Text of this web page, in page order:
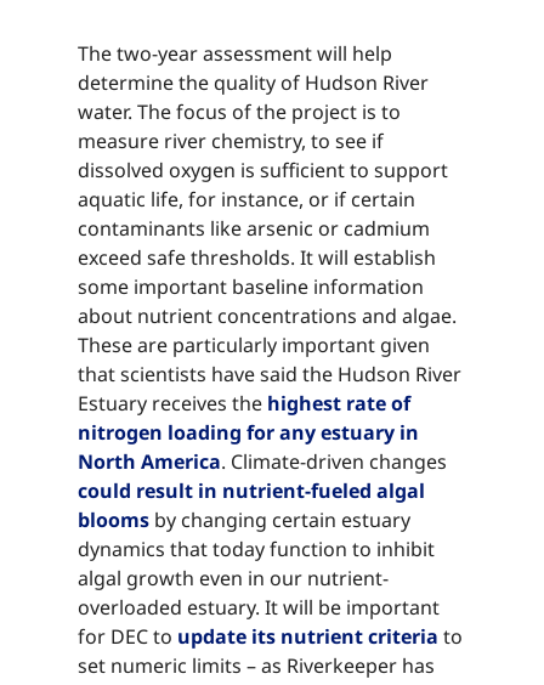
The two-year assessment will help
determine the quality of Hudson River
water. The focus of the project is to
measure river chemistry, to see if
dissolved oxygen is sufficient to support
aquatic life, for instance, or if certain
contaminants like arsenic or cadmium
exceed safe thresholds. It will establish
some important baseline information
about nutrient concentrations and algae.
These are particularly important given
that scientists have said the Hudson River
Estuary receives the ​​​​‌ ‍ ​‍​‍‌‍ ‌ ​‍‌‍‍‌‌‍‌ ‌‍‍‌‌‍ ‍​‍​‍​ ‍‍​‍​‍‌ ​ ‌‍​‌‌‍ ‍‌‍‍‌‌ ‌​‌ ‍‌​‍ ‍‌‍‍‌‌‍ ​‍​‍​‍ ​​‍​‍‌‍‍​‌ ​‍‌‍‌‌‌‍‌‍​‍​‍​ ‍‍​‍​‍‌‍‍​‌ ‌​‌ ‌​‌ ​​‌ ​ ​ ‍‍​‍ ​‍ ‌‍​ ‌‍ ‌‌ ​ ​‍ ‍‌‍ ‌‌‍​‌‌‍‍‌‌‍ ‍​‍ ‍​ ​‍​ ​​​ ​‍​ ‌​‌ ​‍‌‍‌‌‌‍‌​‌‍‌‌‌ ​ ‌‍‍‌‌‍‌ ‌‍ ‍​‍ ‍‌ ​‍‌‍‍‌‌ ‌‍‌‍‌‌‌ ​‍‌‍‍ ‌‍‌‌‌‍‌‌‌ ​​‌‍‌‌‌ ​‍​‍ ‍‌‍ ‌ ​‍‌‍‌ ​‍ ‌‍‍‌‌‍ ‍‌ ‌​‌‍‌‌‌‍ ‍‌ ‌​​‍ ‌‍‌‌‌‍‌​‌‍‍‌‌ ‌​​‍ ‌‍ ‌‌‍ ‌‍‌​‌‍‌‌​ ‌‌ ​​‌ ​‍‌‍‌‌‌ ​ ‌‍‌‌‌‍ ‍‌ ‌​‌‍​‌‌ ‌​‌‍‍‌‌‍ ‌‍ ‍​ ‍ ‌‍‍‌‌‍‌​​ ‌​ ​‌‌‍​ ‌‍​‍‌‍​‌​ ‍​‌‍‌​​ ​​​ ‌‌​‍ ‌​ ​‍​ ​​​ ‌ ‌‍​‌​‍ ‌​ ‌​​ ​‌‌‍‌​​ ‌​​‍ ‌​ ‍‌‌‍‌‌​ ‌​​ ‌ ​‍ ‌​ ​‍‌‍​‍​ ‌‍‌‍‌‌​ ‌ ‌‍​‍​ ‌‌​ ‌ ‌‍‌‌​ ​​​ ​​​ ‌​​ ‍ ‌ ‌​‌ ‍‌‌ ​​‌‍‌‌​ ‌‌‍​‌‌ ​‍‌ ‌​‌‍‍‌‌‍​ ‌‍ ​‌‍‌‌​ ‍ ‌ ​​‌‍​‌‌ ‌​‌‍‍​​ ‌‌‍​ ‌‍ ‌‍ ‍‌ ‌​‌‍‌‌‌‍ ‍‌ ‌​​‍‌‌​ ‌‌‌​​‍‌‌ ‌‍‍ ‌‍‌‌‌ ‍‌​‍‌‌​ ​ ‌​‌​​‍‌‌​ ​ ‌​‌​​‍‌‌​ ​‍​ ​‍‌‍‌‌‌‍​ ‌‍​‌‌‍‌​​ ‌‍​ ‍‌‌‍​‌​ ‌ ​ ​ ​ ‍‌​ ‌ ​ ‌‌​‍‌‌​ ​‍​ ​‍​‍‌‌​ ‌‌‌​‌​​‍ ‍‌‍​ ‌‍‍​‌‍‍‌‌‍ ​‌‍‌​‌ ​‍‌‍‌‌‌‍ ‍​‍‌‌​ ‌‌‌​​‍‌‌ ‌‍‍ ‌‍‌‌‌ ‍‌​‍‌‌​ ​ ‌​‌​​‍‌‌​ ​ ‌​‌​​‍‌‌​ ​‍​ ​‍‌‍‌‌‌‍​ ‌‍​‌‌‍‌​​ ‌‍​ ‍‌‌‍​‌​ ‌ ​ ​ ​ ‍‌​ ‌ ​ ‌‌​ ​​​‍‌‌​ ​‍​ ​‍​‍‌‌​ ‌‌‌​‌​​‍ ‍‌ ‌​‌‍‌‌‌ ‍​‌ ‌​​ ‌‍​‍‌‍​‌‌ ​ ‌‍‌‌‌‌‌‌‌ ​‍‌‍ ​​ ‌‌‍‍​‌ ‌​‌ ‌​‌ ​​‌ ​ ​‍‌‌​ ​ ‌​​‌​‍‌‌​ ​‍‌​‌‍​‍‌‌​ ​‍‌​‌‍‌‍​ ‌‍ ‌‌ ​ ​‍ ‍‌‍ ‌‌‍​‌‌‍‍‌‌‍ ‍​‍ ‍​ ​‍​ ​​​ ​‍​ ‌​‌ ​‍‌‍‌‌‌‍‌​‌‍‌‌‌ ​ ‌‍‍‌‌‍‌ ‌‍ ‍​‍ ‍‌ ​‍‌‍‍‌‌ ‌‍‌‍‌‌‌ ​‍‌‍‍ ‌‍‌‌‌‍‌‌‌ ​​‌‍‌‌‌ ​‍​‍ ‍‌‍ ‌ ​‍‌‍‌ ​‍‌‍‌‍‍‌‌‍‌​​ ‌​ ​‌‌‍​ ‌‍​‍‌‍​‌​ ‍​‌‍‌​​ ​​​ ‌‌​‍ ‌​ ​‍​ ​​​ ‌ ‌‍​‌​‍ ‌​ ‌​​ ​‌‌‍‌​​ ‌​​‍ ‌​ ‍‌‌‍‌‌​ ‌​​ ‌ ​‍ ‌​ ​‍‌‍​‍​ ‌‍‌‍‌‌​ ‌ ‌‍​‍​ ‌‌​ ‌ ‌‍‌‌​ ​​​ ​​​ ‌​​‍‌‍‌ ‌​‌ ‍‌‌ ​​‌‍‌‌​ ‌‌‍​‌‌ ​‍‌ ‌​‌‍‍‌‌‍​ ‌‍ ​‌‍‌‌​‍‌‍‌ ​​‌‍​‌‌ ‌​‌‍‍​​ ‌‌‍​ ‌‍ ‌‍ ‍‌ ‌​‌‍‌‌‌‍ ‍‌ ‌​​‍‌‌​ ‌‌‌​​‍‌‌ ‌‍‍ ‌‍‌‌‌ ‍‌​‍‌‌​ ​ ‌​‌​​‍‌‌​ ​ ‌​‌​​‍‌‌​ ​‍​ ​‍‌‍‌‌‌‍​ ‌‍​‌‌‍‌​​ ‌‍​ ‍‌‌‍​‌​ ‌ ​ ​ ​ ‍‌​ ‌ ​ ‌‌​‍‌‌​ ​‍​ ​‍​‍‌‌​ ‌‌‌​‌​​‍ ‍‌‍​ ‌‍‍​‌‍‍‌‌‍ ​‌‍‌​‌ ​‍‌‍‌‌‌‍ ‍​‍‌‌​ ‌‌‌​​‍‌‌ ‌‍‍ ‌‍‌‌‌ ‍‌​‍‌‌​ ​ ‌​‌​​‍‌‌​ ​ ‌​‌​​‍‌‌​ ​‍​ ​‍‌‍‌‌‌‍​ ‌‍​‌‌‍‌​​ ‌‍​ ‍‌‌‍​‌​ ‌ ​ ​ ​ ‍‌​ ‌ ​ ‌‌​ ​​​‍‌‌​ ​‍​ ​‍​‍‌‌​ ‌‌‌​‌​​‍ ‍‌ ‌​‌‍‌‌‌ ‍​‌ ‌​​‍‌‍‌ ​​‌‍‌‌‌ ​‍‌ ​ ‌ ​​‌‍‌‌‌‍​ ‌ ‌​‌‍‍‌‌ ‌‍‌‍‌‌​ ‌‌ ​​‌ ‌‌‌‍​‍‌‍ ​‌‍‍‌‌ ​ ‌‍‍​‌‍‌‌‌‍‌​​‍​‍‌ ‌ highest rate of
nitrogen loading for any estuary in
North America​​​​‌ ‍ ​‍​‍‌‍ ‌ ​‍‌‍‍‌‌‍‌ ‌‍‍‌‌‍ ‍​‍​‍​ ‍‍​‍​‍‌ ​ ‌‍​‌‌‍ ‍‌‍‍‌‌ ‌​‌ ‍‌​‍ ‍‌‍‍‌‌‍ ​‍​‍​‍ ​​‍​‍‌‍‍​‌ ​‍‌‍‌‌‌‍‌‍​‍​‍​ ‍‍​‍​‍‌‍‍​‌ ‌​‌ ‌​‌ ​​‌ ​ ​ ‍‍​‍ ​‍ ‌‍​ ‌‍ ‌‌ ​ ​‍ ‍‌‍ ‌‌‍​‌‌‍‍‌‌‍ ‍​‍ ‍​ ​‍​ ​​​ ​‍​ ‌​‌ ​‍‌‍‌‌‌‍‌​‌‍‌‌‌ ​ ‌‍‍‌‌‍‌ ‌‍ ‍​‍ ‍‌ ​‍‌‍‍‌‌ ‌‍‌‍‌‌‌ ​‍‌‍‍ ‌‍‌‌‌‍‌‌‌ ​​‌‍‌‌‌ ​‍​‍ ‍‌‍ ‌ ​‍‌‍‌ ​‍ ‌‍‍‌‌‍ ‍‌ ‌​‌‍‌‌‌‍ ‍‌ ‌​​‍ ‌‍‌‌‌‍‌​‌‍‍‌‌ ‌​​‍ ‌‍ ‌‌‍ ‌‍‌​‌‍‌‌​ ‌‌ ​​‌ ​‍‌‍‌‌‌ ​ ‌‍‌‌‌‍ ‍‌ ‌​‌‍​‌‌ ‌​‌‍‍‌‌‍ ‌‍ ‍​ ‍ ‌‍‍‌‌‍‌​​ ‌​ ​‌‌‍​ ‌‍​‍‌‍​‌​ ‍​‌‍‌​​ ​​​ ‌‌​‍ ‌​ ​‍​ ​​​ ‌ ‌‍​‌​‍ ‌​ ‌​​ ​‌‌‍‌​​ ‌​​‍ ‌​ ‍‌‌‍‌‌​ ‌​​ ‌ ​‍ ‌​ ​‍‌‍​‍​ ‌‍‌‍‌‌​ ‌ ‌‍​‍​ ‌‌​ ‌ ‌‍‌‌​ ​​​ ​​​ ‌​​ ‍ ‌ ‌​‌ ‍‌‌ ​​‌‍‌‌​ ‌‌‍​‌‌ ​‍‌ ‌​‌‍‍‌‌‍​ ‌‍ ​‌‍‌‌​ ‍ ‌ ​​‌‍​‌‌ ‌​‌‍‍​​ ‌‌‍​ ‌‍ ‌‍ ‍‌ ‌​‌‍‌‌‌‍ ‍‌ ‌​​‍‌‌​ ‌‌‌​​‍‌‌ ‌‍‍ ‌‍‌‌‌ ‍‌​‍‌‌​ ​ ‌​‌​​‍‌‌​ ​ ‌​‌​​‍‌‌​ ​‍​ ​‍‌‍‌‌‌‍​ ‌‍​‌‌‍‌​​ ‌‍​ ‍‌‌‍​‌​ ‌ ​ ​ ​ ‍‌​ ‌ ​ ‌‌​‍‌‌​ ​‍​ ​‍​‍‌‌​ ‌‌‌​‌​​‍ ‍‌‍​ ‌‍‍​‌‍‍‌‌‍ ​‌‍‌​‌ ​‍‌‍‌‌‌‍ ‍​‍‌‌​ ‌‌‌​​‍‌‌ ‌‍‍ ‌‍‌‌‌ ‍‌​‍‌‌​ ​ ‌​‌​​‍‌‌​ ​ ‌​‌​​‍‌‌​ ​‍​ ​‍‌‍‌‌‌‍​ ‌‍​‌‌‍‌​​ ‌‍​ ‍‌‌‍​‌​ ‌ ​ ​ ​ ‍‌​ ‌ ​ ‌‌​ ​‌​‍‌‌​ ​‍​ ​‍​‍‌‌​ ‌‌‌​‌​​‍ ‍‌ ‌​‌‍‌‌‌ ‍​‌ ‌​​ ‌‍​‍‌‍​‌‌ ​ ‌‍‌‌‌‌‌‌‌ ​‍‌‍ ​​ ‌‌‍‍​‌ ‌​‌ ‌​‌ ​​‌ ​ ​‍‌‌​ ​ ‌​​‌​‍‌‌​ ​‍‌​‌‍​‍‌‌​ ​‍‌​‌‍‌‍​ ‌‍ ‌‌ ​ ​‍ ‍‌‍ ‌‌‍​‌‌‍‍‌‌‍ ‍​‍ ‍​ ​‍​ ​​​ ​‍​ ‌​‌ ​‍‌‍‌‌‌‍‌​‌‍‌‌‌ ​ ‌‍‍‌‌‍‌ ‌‍ ‍​‍ ‍‌ ​‍‌‍‍‌‌ ‌‍‌‍‌‌‌ ​‍‌‍‍ ‌‍‌‌‌‍‌‌‌ ​​‌‍‌‌‌ ​‍​‍ ‍‌‍ ‌ ​‍‌‍‌ ​‍‌‍‌‍‍‌‌‍‌​​ ‌​ ​‌‌‍​ ‌‍​‍‌‍​‌​ ‍​‌‍‌​​ ​​​ ‌‌​‍ ‌​ ​‍​ ​​​ ‌ ‌‍​‌​‍ ‌​ ‌​​ ​‌‌‍‌​​ ‌​​‍ ‌​ ‍‌‌‍‌‌​ ‌​​ ‌ ​‍ ‌​ ​‍‌‍​‍​ ‌‍‌‍‌‌​ ‌ ‌‍​‍​ ‌‌​ ‌ ‌‍‌‌​ ​​​ ​​​ ‌​​‍‌‍‌ ‌​‌ ‍‌‌ ​​‌‍‌‌​ ‌‌‍​‌‌ ​‍‌ ‌​‌‍‍‌‌‍​ ‌‍ ​‌‍‌‌​‍‌‍‌ ​​‌‍​‌‌ ‌​‌‍‍​​ ‌‌‍​ ‌‍ ‌‍ ‍‌ ‌​‌‍‌‌‌‍ ‍‌ ‌​​‍‌‌​ ‌‌‌​​‍‌‌ ‌‍‍ ‌‍‌‌‌ ‍‌​‍‌‌​ ​ ‌​‌​​‍‌‌​ ​ ‌​‌​​‍‌‌​ ​‍​ ​‍‌‍‌‌‌‍​ ‌‍​‌‌‍‌​​ ‌‍​ ‍‌‌‍​‌​ ‌ ​ ​ ​ ‍‌​ ‌ ​ ‌‌​‍‌‌​ ​‍​ ​‍​‍‌‌​ ‌‌‌​‌​​‍ ‍‌‍​ ‌‍‍​‌‍‍‌‌‍ ​‌‍‌​‌ ​‍‌‍‌‌‌‍ ‍​‍‌‌​ ‌‌‌​​‍‌‌ ‌‍‍ ‌‍‌‌‌ ‍‌​‍‌‌​ ​ ‌​‌​​‍‌‌​ ​ ‌​‌​​‍‌‌​ ​‍​ ​‍‌‍‌‌‌‍​ ‌‍​‌‌‍‌​​ ‌‍​ ‍‌‌‍​‌​ ‌ ​ ​ ​ ‍‌​ ‌ ​ ‌‌​ ​‌​‍‌‌​ ​‍​ ​‍​‍‌‌​ ‌‌‌​‌​​‍ ‍‌ ‌​‌‍‌‌‌ ‍​‌ ‌​​‍‌‍‌ ​​‌‍‌‌‌ ​‍‌ ​ ‌ ​​‌‍‌‌‌‍​ ‌ ‌​‌‍‍‌‌ ‌‍‌‍‌‌​ ‌‌ ​​‌ ‌‌‌‍​‍‌‍ ​‌‍‍‌‌ ​ ‌‍‍​‌‍‌‌‌‍‌​​‍​‍‌ ‌. Climate-driven changes
could result in nutrient-fueled algal
blooms​​​​‌ ‍ ​‍​‍‌‍ ‌ ​‍‌‍‍‌‌‍‌ ‌‍‍‌‌‍ ‍​‍​‍​ ‍‍​‍​‍‌ ​ ‌‍​‌‌‍ ‍‌‍‍‌‌ ‌​‌ ‍‌​‍ ‍‌‍‍‌‌‍ ​‍​‍​‍ ​​‍​‍‌‍‍​‌ ​‍‌‍‌‌‌‍‌‍​‍​‍​ ‍‍​‍​‍‌‍‍​‌ ‌​‌ ‌​‌ ​​‌ ​ ​ ‍‍​‍ ​‍ ‌‍​ ‌‍ ‌‌ ​ ​‍ ‍‌‍ ‌‌‍​‌‌‍‍‌‌‍ ‍​‍ ‍​ ​‍​ ​​​ ​‍​ ‌​‌ ​‍‌‍‌‌‌‍‌​‌‍‌‌‌ ​ ‌‍‍‌‌‍‌ ‌‍ ‍​‍ ‍‌ ​‍‌‍‍‌‌ ‌‍‌‍‌‌‌ ​‍‌‍‍ ‌‍‌‌‌‍‌‌‌ ​​‌‍‌‌‌ ​‍​‍ ‍‌‍ ‌ ​‍‌‍‌ ​‍ ‌‍‍‌‌‍ ‍‌ ‌​‌‍‌‌‌‍ ‍‌ ‌​​‍ ‌‍‌‌‌‍‌​‌‍‍‌‌ ‌​​‍ ‌‍ ‌‌‍ ‌‍‌​‌‍‌‌​ ‌‌ ​​‌ ​‍‌‍‌‌‌ ​ ‌‍‌‌‌‍ ‍‌ ‌​‌‍​‌‌ ‌​‌‍‍‌‌‍ ‌‍ ‍​ ‍ ‌‍‍‌‌‍‌​​ ‌​ ​‌‌‍​ ‌‍​‍‌‍​‌​ ‍​‌‍‌​​ ​​​ ‌‌​‍ ‌​ ​‍​ ​​​ ‌ ‌‍​‌​‍ ‌​ ‌​​ ​‌‌‍‌​​ ‌​​‍ ‌​ ‍‌‌‍‌‌​ ‌​​ ‌ ​‍ ‌​ ​‍‌‍​‍​ ‌‍‌‍‌‌​ ‌ ‌‍​‍​ ‌‌​ ‌ ‌‍‌‌​ ​​​ ​​​ ‌​​ ‍ ‌ ‌​‌ ‍‌‌ ​​‌‍‌‌​ ‌‌‍​‌‌ ​‍‌ ‌​‌‍‍‌‌‍​ ‌‍ ​‌‍‌‌​ ‍ ‌ ​​‌‍​‌‌ ‌​‌‍‍​​ ‌‌‍​ ‌‍ ‌‍ ‍‌ ‌​‌‍‌‌‌‍ ‍‌ ‌​​‍‌‌​ ‌‌‌​​‍‌‌ ‌‍‍ ‌‍‌‌‌ ‍‌​‍‌‌​ ​ ‌​‌​​‍‌‌​ ​ ‌​‌​​‍‌‌​ ​‍​ ​‍‌‍‌‌‌‍​ ‌‍​‌‌‍‌​​ ‌‍​ ‍‌‌‍​‌​ ‌ ​ ​ ​ ‍‌​ ‌ ​ ‌‌​‍‌‌​ ​‍​ ​‍​‍‌‌​ ‌‌‌​‌​​‍ ‍‌‍​ ‌‍‍​‌‍‍‌‌‍ ​‌‍‌​‌ ​‍‌‍‌‌‌‍ ‍​‍‌‌​ ‌‌‌​​‍‌‌ ‌‍‍ ‌‍‌‌‌ ‍‌​‍‌‌​ ​ ‌​‌​​‍‌‌​ ​ ‌​‌​​‍‌‌​ ​‍​ ​‍‌‍‌‌‌‍​ ‌‍​‌‌‍‌​​ ‌‍​ ‍‌‌‍​‌​ ‌ ​ ​ ​ ‍‌​ ‌ ​ ‌‌​ ​ ​‍‌‌​ ​‍​ ​‍​‍‌‌​ ‌‌‌​‌​​‍ ‍‌ ‌​‌‍‌‌‌ ‍​‌ ‌​​ ‌‍​‍‌‍​‌‌ ​ ‌‍‌‌‌‌‌‌‌ ​‍‌‍ ​​ ‌‌‍‍​‌ ‌​‌ ‌​‌ ​​‌ ​ ​‍‌‌​ ​ ‌​​‌​‍‌‌​ ​‍‌​‌‍​‍‌‌​ ​‍‌​‌‍‌‍​ ‌‍ ‌‌ ​ ​‍ ‍‌‍ ‌‌‍​‌‌‍‍‌‌‍ ‍​‍ ‍​ ​‍​ ​​​ ​‍​ ‌​‌ ​‍‌‍‌‌‌‍‌​‌‍‌‌‌ ​ ‌‍‍‌‌‍‌ ‌‍ ‍​‍ ‍‌ ​‍‌‍‍‌‌ ‌‍‌‍‌‌‌ ​‍‌‍‍ ‌‍‌‌‌‍‌‌‌ ​​‌‍‌‌‌ ​‍​‍ ‍‌‍ ‌ ​‍‌‍‌ ​‍‌‍‌‍‍‌‌‍‌​​ ‌​ ​‌‌‍​ ‌‍​‍‌‍​‌​ ‍​‌‍‌​​ ​​​ ‌‌​‍ ‌​ ​‍​ ​​​ ‌ ‌‍​‌​‍ ‌​ ‌​​ ​‌‌‍‌​​ ‌​​‍ ‌​ ‍‌‌‍‌‌​ ‌​​ ‌ ​‍ ‌​ ​‍‌‍​‍​ ‌‍‌‍‌‌​ ‌ ‌‍​‍​ ‌‌​ ‌ ‌‍‌‌​ ​​​ ​​​ ‌​​‍‌‍‌ ‌​‌ ‍‌‌ ​​‌‍‌‌​ ‌‌‍​‌‌ ​‍‌ ‌​‌‍‍‌‌‍​ ‌‍ ​‌‍‌‌​‍‌‍‌ ​​‌‍​‌‌ ‌​‌‍‍​​ ‌‌‍​ ‌‍ ‌‍ ‍‌ ‌​‌‍‌‌‌‍ ‍‌ ‌​​‍‌‌​ ‌‌‌​​‍‌‌ ‌‍‍ ‌‍‌‌‌ ‍‌​‍‌‌​ ​ ‌​‌​​‍‌‌​ ​ ‌​‌​​‍‌‌​ ​‍​ ​‍‌‍‌‌‌‍​ ‌‍​‌‌‍‌​​ ‌‍​ ‍‌‌‍​‌​ ‌ ​ ​ ​ ‍‌​ ‌ ​ ‌‌​‍‌‌​ ​‍​ ​‍​‍‌‌​ ‌‌‌​‌​​‍ ‍‌‍​ ‌‍‍​‌‍‍‌‌‍ ​‌‍‌​‌ ​‍‌‍‌‌‌‍ ‍​‍‌‌​ ‌‌‌​​‍‌‌ ‌‍‍ ‌‍‌‌‌ ‍‌​‍‌‌​ ​ ‌​‌​​‍‌‌​ ​ ‌​‌​​‍‌‌​ ​‍​ ​‍‌‍‌‌‌‍​ ‌‍​‌‌‍‌​​ ‌‍​ ‍‌‌‍​‌​ ‌ ​ ​ ​ ‍‌​ ‌ ​ ‌‌​ ​ ​‍‌‌​ ​‍​ ​‍​‍‌‌​ ‌‌‌​‌​​‍ ‍‌ ‌​‌‍‌‌‌ ‍​‌ ‌​​‍‌‍‌ ​​‌‍‌‌‌ ​‍‌ ​ ‌ ​​‌‍‌‌‌‍​ ‌ ‌​‌‍‍‌‌ ‌‍‌‍‌‌​ ‌‌ ​​‌ ‌‌‌‍​‍‌‍ ​‌‍‍‌‌ ​ ‌‍‍​‌‍‌‌‌‍‌​​‍​‍‌ ‌ by changing certain estuary
dynamics that today function to inhibit
algal growth even in our nutrient-
overloaded estuary. It will be important
for DEC to ​​​​‌ ‍ ​‍​‍‌‍ ‌ ​‍‌‍‍‌‌‍‌ ‌‍‍‌‌‍ ‍​‍​‍​ ‍‍​‍​‍‌ ​ ‌‍​‌‌‍ ‍‌‍‍‌‌ ‌​‌ ‍‌​‍ ‍‌‍‍‌‌‍ ​‍​‍​‍ ​​‍​‍‌‍‍​‌ ​‍‌‍‌‌‌‍‌‍​‍​‍​ ‍‍​‍​‍‌‍‍​‌ ‌​‌ ‌​‌ ​​‌ ​ ​ ‍‍​‍ ​‍ ‌‍​ ‌‍ ‌‌ ​ ​‍ ‍‌‍ ‌‌‍​‌‌‍‍‌‌‍ ‍​‍ ‍​ ​‍​ ​​​ ​‍​ ‌​‌ ​‍‌‍‌‌‌‍‌​‌‍‌‌‌ ​ ‌‍‍‌‌‍‌ ‌‍ ‍​‍ ‍‌ ​‍‌‍‍‌‌ ‌‍‌‍‌‌‌ ​‍‌‍‍ ‌‍‌‌‌‍‌‌‌ ​​‌‍‌‌‌ ​‍​‍ ‍‌‍ ‌ ​‍‌‍‌ ​‍ ‌‍‍‌‌‍ ‍‌ ‌​‌‍‌‌‌‍ ‍‌ ‌​​‍ ‌‍‌‌‌‍‌​‌‍‍‌‌ ‌​​‍ ‌‍ ‌‌‍ ‌‍‌​‌‍‌‌​ ‌‌ ​​‌ ​‍‌‍‌‌‌ ​ ‌‍‌‌‌‍ ‍‌ ‌​‌‍​‌‌ ‌​‌‍‍‌‌‍ ‌‍ ‍​ ‍ ‌‍‍‌‌‍‌​​ ‌​ ​‌‌‍​ ‌‍​‍‌‍​‌​ ‍​‌‍‌​​ ​​​ ‌‌​‍ ‌​ ​‍​ ​​​ ‌ ‌‍​‌​‍ ‌​ ‌​​ ​‌‌‍‌​​ ‌​​‍ ‌​ ‍‌‌‍‌‌​ ‌​​ ‌ ​‍ ‌​ ​‍‌‍​‍​ ‌‍‌‍‌‌​ ‌ ‌‍​‍​ ‌‌​ ‌ ‌‍‌‌​ ​​​ ​​​ ‌​​ ‍ ‌ ‌​‌ ‍‌‌ ​​‌‍‌‌​ ‌‌‍​‌‌ ​‍‌ ‌​‌‍‍‌‌‍​ ‌‍ ​‌‍‌‌​ ‍ ‌ ​​‌‍​‌‌ ‌​‌‍‍​​ ‌‌‍​ ‌‍ ‌‍ ‍‌ ‌​‌‍‌‌‌‍ ‍‌ ‌​​‍‌‌​ ‌‌‌​​‍‌‌ ‌‍‍ ‌‍‌‌‌ ‍‌​‍‌‌​ ​ ‌​‌​​‍‌‌​ ​ ‌​‌​​‍‌‌​ ​‍​ ​‍‌‍‌‌‌‍​ ‌‍​‌‌‍‌​​ ‌‍​ ‍‌‌‍​‌​ ‌ ​ ​ ​ ‍‌​ ‌ ​ ‌‌​‍‌‌​ ​‍​ ​‍​‍‌‌​ ‌‌‌​‌​​‍ ‍‌‍​ ‌‍‍​‌‍‍‌‌‍ ​‌‍‌​‌ ​‍‌‍‌‌‌‍ ‍​‍‌‌​ ‌‌‌​​‍‌‌ ‌‍‍ ‌‍‌‌‌ ‍‌​‍‌‌​ ​ ‌​‌​​‍‌‌​ ​ ‌​‌​​‍‌‌​ ​‍​ ​‍‌‍‌‌‌‍​ ‌‍​‌‌‍‌​​ ‌‍​ ‍‌‌‍​‌​ ‌ ​ ​ ​ ‍‌​ ‌ ​ ‌‌​ ‌​​‍‌‌​ ​‍​ ​‍​‍‌‌​ ‌‌‌​‌​​‍ ‍‌ ‌​‌‍‌‌‌ ‍​‌ ‌​​ ‌‍​‍‌‍​‌‌ ​ ‌‍‌‌‌‌‌‌‌ ​‍‌‍ ​​ ‌‌‍‍​‌ ‌​‌ ‌​‌ ​​‌ ​ ​‍‌‌​ ​ ‌​​‌​‍‌‌​ ​‍‌​‌‍​‍‌‌​ ​‍‌​‌‍‌‍​ ‌‍ ‌‌ ​ ​‍ ‍‌‍ ‌‌‍​‌‌‍‍‌‌‍ ‍​‍ ‍​ ​‍​ ​​​ ​‍​ ‌​‌ ​‍‌‍‌‌‌‍‌​‌‍‌‌‌ ​ ‌‍‍‌‌‍‌ ‌‍ ‍​‍ ‍‌ ​‍‌‍‍‌‌ ‌‍‌‍‌‌‌ ​‍‌‍‍ ‌‍‌‌‌‍‌‌‌ ​​‌‍‌‌‌ ​‍​‍ ‍‌‍ ‌ ​‍‌‍‌ ​‍‌‍‌‍‍‌‌‍‌​​ ‌​ ​‌‌‍​ ‌‍​‍‌‍​‌​ ‍​‌‍‌​​ ​​​ ‌‌​‍ ‌​ ​‍​ ​​​ ‌ ‌‍​‌​‍ ‌​ ‌​​ ​‌‌‍‌​​ ‌​​‍ ‌​ ‍‌‌‍‌‌​ ‌​​ ‌ ​‍ ‌​ ​‍‌‍​‍​ ‌‍‌‍‌‌​ ‌ ‌‍​‍​ ‌‌​ ‌ ‌‍‌‌​ ​​​ ​​​ ‌​​‍‌‍‌ ‌​‌ ‍‌‌ ​​‌‍‌‌​ ‌‌‍​‌‌ ​‍‌ ‌​‌‍‍‌‌‍​ ‌‍ ​‌‍‌‌​‍‌‍‌ ​​‌‍​‌‌ ‌​‌‍‍​​ ‌‌‍​ ‌‍ ‌‍ ‍‌ ‌​‌‍‌‌‌‍ ‍‌ ‌​​‍‌‌​ ‌‌‌​​‍‌‌ ‌‍‍ ‌‍‌‌‌ ‍‌​‍‌‌​ ​ ‌​‌​​‍‌‌​ ​ ‌​‌​​‍‌‌​ ​‍​ ​‍‌‍‌‌‌‍​ ‌‍​‌‌‍‌​​ ‌‍​ ‍‌‌‍​‌​ ‌ ​ ​ ​ ‍‌​ ‌ ​ ‌‌​‍‌‌​ ​‍​ ​‍​‍‌‌​ ‌‌‌​‌​​‍ ‍‌‍​ ‌‍‍​‌‍‍‌‌‍ ​‌‍‌​‌ ​‍‌‍‌‌‌‍ ‍​‍‌‌​ ‌‌‌​​‍‌‌ ‌‍‍ ‌‍‌‌‌ ‍‌​‍‌‌​ ​ ‌​‌​​‍‌‌​ ​ ‌​‌​​‍‌‌​ ​‍​ ​‍‌‍‌‌‌‍​ ‌‍​‌‌‍‌​​ ‌‍​ ‍‌‌‍​‌​ ‌ ​ ​ ​ ‍‌​ ‌ ​ ‌‌​ ‌​​‍‌‌​ ​‍​ ​‍​‍‌‌​ ‌‌‌​‌​​‍ ‍‌ ‌​‌‍‌‌‌ ‍​‌ ‌​​‍‌‍‌ ​​‌‍‌‌‌ ​‍‌ ​ ‌ ​​‌‍‌‌‌‍​ ‌ ‌​‌‍‍‌‌ ‌‍‌‍‌‌​ ‌‌ ​​‌ ‌‌‌‍​‍‌‍ ​‌‍‍‌‌ ​ ‌‍‍​‌‍‌‌‌‍‌​​‍​‍‌ ‌ update its nutrient criteria​​​​‌ ‍ ​‍​‍‌‍ ‌ ​‍‌‍‍‌‌‍‌ ‌‍‍‌‌‍ ‍​‍​‍​ ‍‍​‍​‍‌ ​ ‌‍​‌‌‍ ‍‌‍‍‌‌ ‌​‌ ‍‌​‍ ‍‌‍‍‌‌‍ ​‍​‍​‍ ​​‍​‍‌‍‍​‌ ​‍‌‍‌‌‌‍‌‍​‍​‍​ ‍‍​‍​‍‌‍‍​‌ ‌​‌ ‌​‌ ​​‌ ​ ​ ‍‍​‍ ​‍ ‌‍​ ‌‍ ‌‌ ​ ​‍ ‍‌‍ ‌‌‍​‌‌‍‍‌‌‍ ‍​‍ ‍​ ​‍​ ​​​ ​‍​ ‌​‌ ​‍‌‍‌‌‌‍‌​‌‍‌‌‌ ​ ‌‍‍‌‌‍‌ ‌‍ ‍​‍ ‍‌ ​‍‌‍‍‌‌ ‌‍‌‍‌‌‌ ​‍‌‍‍ ‌‍‌‌‌‍‌‌‌ ​​‌‍‌‌‌ ​‍​‍ ‍‌‍ ‌ ​‍‌‍‌ ​‍ ‌‍‍‌‌‍ ‍‌ ‌​‌‍‌‌‌‍ ‍‌ ‌​​‍ ‌‍‌‌‌‍‌​‌‍‍‌‌ ‌​​‍ ‌‍ ‌‌‍ ‌‍‌​‌‍‌‌​ ‌‌ ​​‌ ​‍‌‍‌‌‌ ​ ‌‍‌‌‌‍ ‍‌ ‌​‌‍​‌‌ ‌​‌‍‍‌‌‍ ‌‍ ‍​ ‍ ‌‍‍‌‌‍‌​​ ‌​ ​‌‌‍​ ‌‍​‍‌‍​‌​ ‍​‌‍‌​​ ​​​ ‌‌​‍ ‌​ ​‍​ ​​​ ‌ ‌‍​‌​‍ ‌​ ‌​​ ​‌‌‍‌​​ ‌​​‍ ‌​ ‍‌‌‍‌‌​ ‌​​ ‌ ​‍ ‌​ ​‍‌‍​‍​ ‌‍‌‍‌‌​ ‌ ‌‍​‍​ ‌‌​ ‌ ‌‍‌‌​ ​​​ ​​​ ‌​​ ‍ ‌ ‌​‌ ‍‌‌ ​​‌‍‌‌​ ‌‌‍​‌‌ ​‍‌ ‌​‌‍‍‌‌‍​ ‌‍ ​‌‍‌‌​ ‍ ‌ ​​‌‍​‌‌ ‌​‌‍‍​​ ‌‌‍​ ‌‍ ‌‍ ‍‌ ‌​‌‍‌‌‌‍ ‍‌ ‌​​‍‌‌​ ‌‌‌​​‍‌‌ ‌‍‍ ‌‍‌‌‌ ‍‌​‍‌‌​ ​ ‌​‌​​‍‌‌​ ​ ‌​‌​​‍‌‌​ ​‍​ ​‍‌‍‌‌‌‍​ ‌‍​‌‌‍‌​​ ‌‍​ ‍‌‌‍​‌​ ‌ ​ ​ ​ ‍‌​ ‌ ​ ‌‌​‍‌‌​ ​‍​ ​‍​‍‌‌​ ‌‌‌​‌​​‍ ‍‌‍​ ‌‍‍​‌‍‍‌‌‍ ​‌‍‌​‌ ​‍‌‍‌‌‌‍ ‍​‍‌‌​ ‌‌‌​​‍‌‌ ‌‍‍ ‌‍‌‌‌ ‍‌​‍‌‌​ ​ ‌​‌​​‍‌‌​ ​ ‌​‌​​‍‌‌​ ​‍​ ​‍‌‍‌‌‌‍​ ‌‍​‌‌‍‌​​ ‌‍​ ‍‌‌‍​‌​ ‌ ​ ​ ​ ‍‌​ ‌ ​ ‌‌​ ‌‌​‍‌‌​ ​‍​ ​‍​‍‌‌​ ‌‌‌​‌​​‍ ‍‌ ‌​‌‍‌‌‌ ‍​‌ ‌​​ ‌‍​‍‌‍​‌‌ ​ ‌‍‌‌‌‌‌‌‌ ​‍‌‍ ​​ ‌‌‍‍​‌ ‌​‌ ‌​‌ ​​‌ ​ ​‍‌‌​ ​ ‌​​‌​‍‌‌​ ​‍‌​‌‍​‍‌‌​ ​‍‌​‌‍‌‍​ ‌‍ ‌‌ ​ ​‍ ‍‌‍ ‌‌‍​‌‌‍‍‌‌‍ ‍​‍ ‍​ ​‍​ ​​​ ​‍​ ‌​‌ ​‍‌‍‌‌‌‍‌​‌‍‌‌‌ ​ ‌‍‍‌‌‍‌ ‌‍ ‍​‍ ‍‌ ​‍‌‍‍‌‌ ‌‍‌‍‌‌‌ ​‍‌‍‍ ‌‍‌‌‌‍‌‌‌ ​​‌‍‌‌‌ ​‍​‍ ‍‌‍ ‌ ​‍‌‍‌ ​‍‌‍‌‍‍‌‌‍‌​​ ‌​ ​‌‌‍​ ‌‍​‍‌‍​‌​ ‍​‌‍‌​​ ​​​ ‌‌​‍ ‌​ ​‍​ ​​​ ‌ ‌‍​‌​‍ ‌​ ‌​​ ​‌‌‍‌​​ ‌​​‍ ‌​ ‍‌‌‍‌‌​ ‌​​ ‌ ​‍ ‌​ ​‍‌‍​‍​ ‌‍‌‍‌‌​ ‌ ‌‍​‍​ ‌‌​ ‌ ‌‍‌‌​ ​​​ ​​​ ‌​​‍‌‍‌ ‌​‌ ‍‌‌ ​​‌‍‌‌​ ‌‌‍​‌‌ ​‍‌ ‌​‌‍‍‌‌‍​ ‌‍ ​‌‍‌‌​‍‌‍‌ ​​‌‍​‌‌ ‌​‌‍‍​​ ‌‌‍​ ‌‍ ‌‍ ‍‌ ‌​‌‍‌‌‌‍ ‍‌ ‌​​‍‌‌​ ‌‌‌​​‍‌‌ ‌‍‍ ‌‍‌‌‌ ‍‌​‍‌‌​ ​ ‌​‌​​‍‌‌​ ​ ‌​‌​​‍‌‌​ ​‍​ ​‍‌‍‌‌‌‍​ ‌‍​‌‌‍‌​​ ‌‍​ ‍‌‌‍​‌​ ‌ ​ ​ ​ ‍‌​ ‌ ​ ‌‌​‍‌‌​ ​‍​ ​‍​‍‌‌​ ‌‌‌​‌​​‍ ‍‌‍​ ‌‍‍​‌‍‍‌‌‍ ​‌‍‌​‌ ​‍‌‍‌‌‌‍ ‍​‍‌‌​ ‌‌‌​​‍‌‌ ‌‍‍ ‌‍‌‌‌ ‍‌​‍‌‌​ ​ ‌​‌​​‍‌‌​ ​ ‌​‌​​‍‌‌​ ​‍​ ​‍‌‍‌‌‌‍​ ‌‍​‌‌‍‌​​ ‌‍​ ‍‌‌‍​‌​ ‌ ​ ​ ​ ‍‌​ ‌ ​ ‌‌​ ‌‌​‍‌‌​ ​‍​ ​‍​‍‌‌​ ‌‌‌​‌​​‍ ‍‌ ‌​‌‍‌‌‌ ‍​‌ ‌​​‍‌‍‌ ​​‌‍‌‌‌ ​‍‌ ​ ‌ ​​‌‍‌‌‌‍​ ‌ ‌​‌‍‍‌‌ ‌‍‌‍‌‌​ ‌‌ ​​‌ ‌‌‌‍​‍‌‍ ​‌‍‍‌‌ ​ ‌‍‍​‌‍‌‌‌‍‌​​‍​‍‌ ‌ to
set numeric limits – as Riverkeeper has